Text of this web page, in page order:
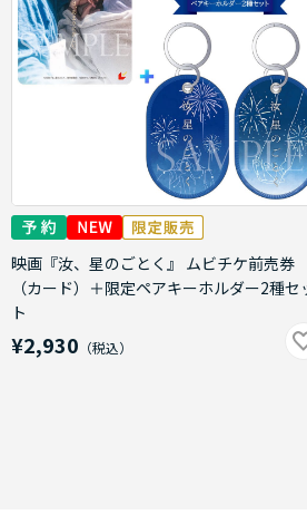
映画『汝、星のごとく』 ムビチケ前売券
（カード）＋限定ペアキーホルダー2種セ
ト
¥2,930